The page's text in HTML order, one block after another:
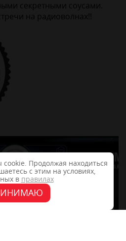
секретными соусами.
на радиоволнах!!
Продолжая находиться
с этим на условиях,
в правилах